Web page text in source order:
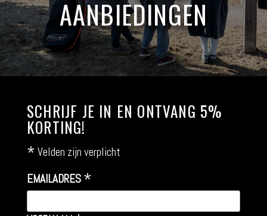
AANBIEDINGEN
SCHRIJF JE IN EN ONTVANG 5%
KORTING!
* Velden zijn verplicht
EMAILADRES *